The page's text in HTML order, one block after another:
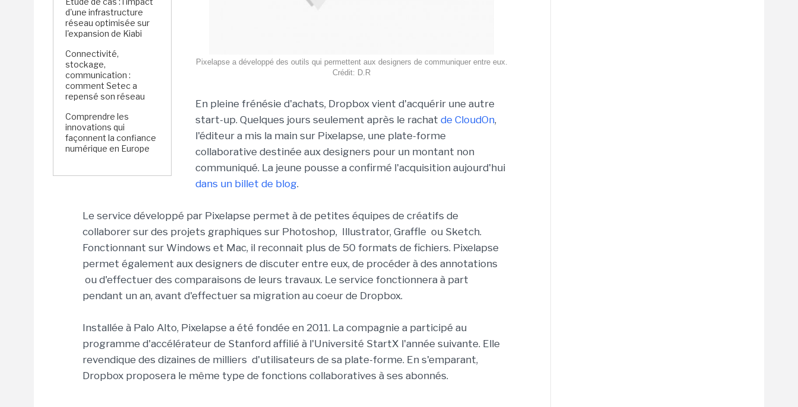
d'une infrastructure
réseau optimisée sur
l'expansion de Kiabi
Connectivité,
stockage,
communication :
comment Setec a
repensé son réseau
Comprendre les
innovations qui
façonnent la confiance
numérique en Europe
Pixelapse a développé des outils qui permettent aux designers de communiquer entre eux.
Crédit: D.R
En pleine frénésie d'achats, Dropbox vient d'acquérir une autre
start-up. Quelques jours seulement après le rachat de CloudOn,
l'éditeur a mis la main sur Pixelapse, une plate-forme
collaborative destinée aux designers pour un montant non
communiqué. La jeune pousse a confirmé l'acquisition aujourd'hui
dans un billet de blog.
Le service développé par Pixelapse permet à de petites équipes de créatifs de
collaborer sur des projets graphiques sur Photoshop, Illustrator, Graffle ou Sketch.
Fonctionnant sur Windows et Mac, il reconnait plus de 50 formats de fichiers. Pixelapse
permet également aux designers de discuter entre eux, de procéder à des annotations
ou d'effectuer des comparaisons de leurs travaux. Le service fonctionnera à part
pendant un an, avant d'effectuer sa migration au coeur de Dropbox.
Installée à Palo Alto, Pixelapse a été fondée en 2011. La compagnie a participé au
programme d'accélérateur de Stanford affilié à l'Université StartX l'année suivante. Elle
revendique des dizaines de milliers d'utilisateurs de sa plate-forme. En s'emparant,
Dropbox proposera le même type de fonctions collaboratives à ses abonnés.